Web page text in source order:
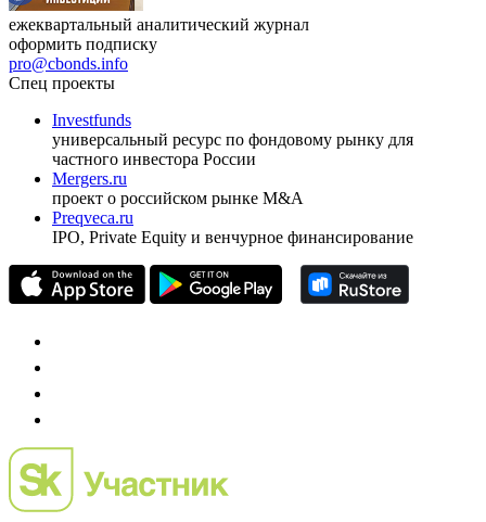
ежеквартальный аналитический журнал
оформить подписку
pro@cbonds.info
Спец проекты
Investfunds
универсальный ресурс по фондовому рынку для
частного инвестора России
Mergers.ru
проект о российском рынке M&A
Preqveca.ru
IPO, Private Equity и венчурное финансирование